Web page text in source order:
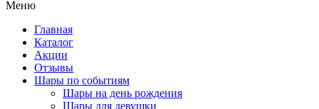
Меню
Главная
Каталог
Акции
Отзывы
Шары по событиям
Шары на день рождения
Шары для девушки